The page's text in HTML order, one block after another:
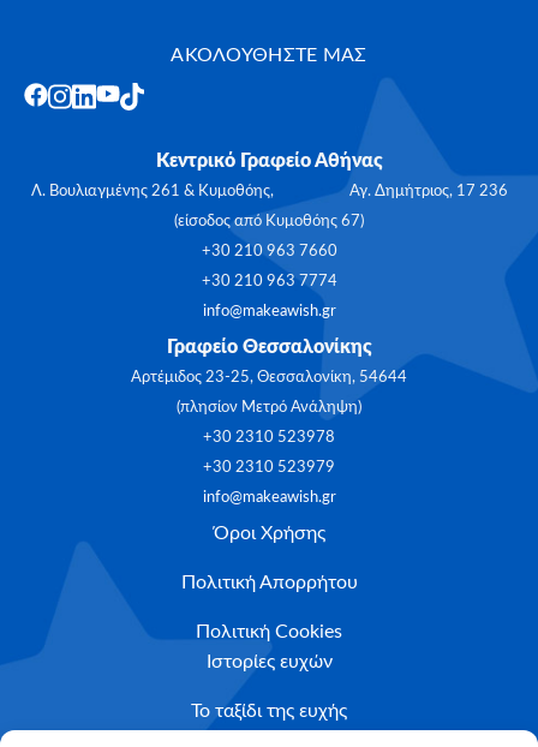
ΑΚΟΛΟΥΘΗΣΤΕ ΜΑΣ
Κεντρικό Γραφείο Αθήνας
Λ. Βουλιαγμένης 261 & Κυμοθόης, Αγ. Δημήτριος, 17 236
(είσοδος από Κυμοθόης 67)
+30 210 963 7660
+30 210 963 7774
info@makeawish.gr
Γραφείο Θεσσαλονίκης
Αρτέμιδος 23-25, Θεσσαλονίκη, 54644
(πλησίον Μετρό Ανάληψη)
+30 2310 523978
+30 2310 523979
info@makeawish.gr
Όροι Χρήσης
Πολιτική Απορρήτου
Πολιτική Cookies
Ιστορίες ευχών
Το ταξίδι της ευχής